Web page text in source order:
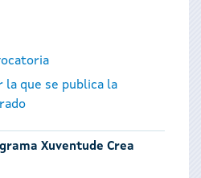
la que se publica la
Xuventude Crea